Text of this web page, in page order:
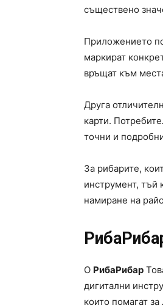
съществено
Приложението
маркират
връщат към
Друга
карти.
точни и
За рибарите,
инструмент, тъй
намиране на
O РибаРибар
дигитални
които помагат